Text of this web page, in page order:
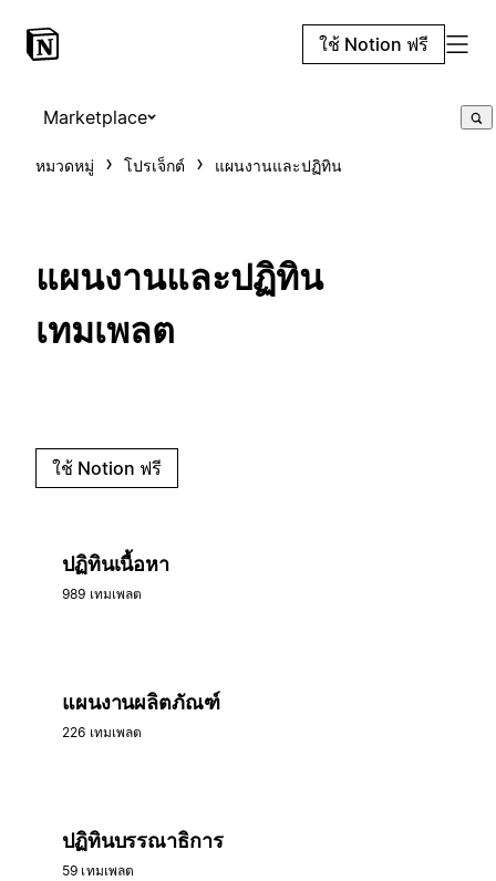
ใช้ Notion ฟรี
Marketplace
หมวดหมู่ โปรเจ็กต์ แผนงานและปฏิทิน
แผนงานและปฏิทิน
เทมเพลต
ใช้ Notion ฟรี
ปฏิทินเนื้อหา
989 เทมเพลต
แผนงานผลิตภัณฑ์
226 เทมเพลต
ปฏิทินบรรณาธิการ
59 เทมเพลต